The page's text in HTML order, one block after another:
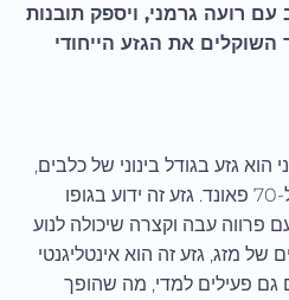
עם רועה גרמני, ויספק תובנות
את הגזע הייחודי
גזע בגודל בינוני של כלבים,
ששוקלים בדרך כלל בין 40 ל-70 פאונד. גזע זה ידוע בגופו
פרווה עבה וקצרה שיכולה לנוע
של מזג, גזע זה הוא אינטליגנטי
גם פעילים למדי, מה שהופך